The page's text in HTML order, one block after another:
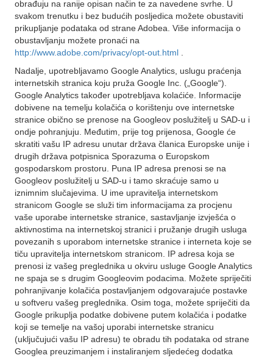
obrađuju na ranije opisan način te za navedene svrhe. U
svakom trenutku i bez budućih posljedica možete obustaviti
prikupljanje podataka od strane Adobea. Više informacija o
obustavljanju možete pronaći na
http://www.adobe.com/privacy/opt-out.html
Nadalje, upotrebljavamo Google Analytics, uslugu praćenja
internetskih stranica koju pruža Google Inc. („Google“).
Google Analytics također upotrebljava kolaćiće. Informacije
dobivene na temelju kolačića o korištenju ove internetske
stranice obično se prenose na Googleov poslužitelj u SAD-u i
ondje pohranjuju. Međutim, prije tog prijenosa, Google će
skratiti vašu IP adresu unutar država članica Europske unije i
drugih država potpisnica Sporazuma o Europskom
gospodarskom prostoru. Puna IP adresa prenosi se na
Googleov poslužitelj u SAD-u i tamo skraćuje samo u
iznimnim slučajevima. U ime upravitelja internetskom
stranicom Google se služi tim informacijama za procjenu
vaše uporabe internetske stranice, sastavljanje izvješća o
aktivnostima na internetskoj stranici i pružanje drugih usluga
povezanih s uporabom internetske stranice i interneta koje se
tiču upravitelja internetskom stranicom. IP adresa koja se
prenosi iz vašeg preglednika u okviru usluge Google Analytics
ne spaja se s drugim Googleovim podacima. Možete spriječiti
pohranjivanje kolačića postavljanjem odgovarajuće postavke
u softveru vašeg preglednika. Osim toga, možete spriječiti da
Google prikuplja podatke dobivene putem kolačića i podatke
koji se temelje na vašoj uporabi internetske stranicu
(uključujući vašu IP adresu) te obradu tih podataka od strane
Googlea preuzimanjem i instaliranjem sljedećeg dodatka